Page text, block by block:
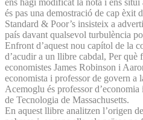
és pas una demostració de cap èxit
Standard & Poor’s insisteix a
país davant qualsevol turbulència
Enfront d’aquest nou capítol de la
d’acudir a un llibre cabdal, Per què
economistes James Robinson i
economista i professor de govern a
Acemoglu és professor
de Tecnologia de Massachusetts.
En aquest llibre analitzen l’origen